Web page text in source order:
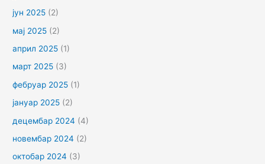
јун 2025 (2)
мај 2025 (2)
април 2025 (1)
март 2025 (3)
фебруар 2025 (1)
јануар 2025 (2)
децембар 2024 (4)
новембар 2024 (2)
октобар 2024 (3)